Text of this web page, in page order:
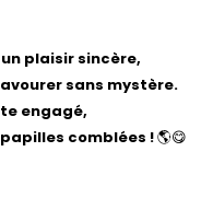
plaisir sincère,
sans mystère.
engagé,
comblées !🌎😋